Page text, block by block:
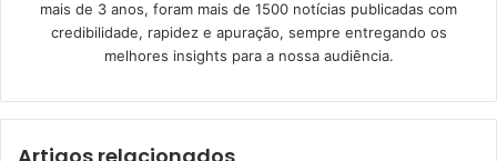
mais de 3 anos, foram mais de 1500 notícias publicadas com
credibilidade, rapidez e apuração, sempre entregando os
melhores insights para a nossa audiência.